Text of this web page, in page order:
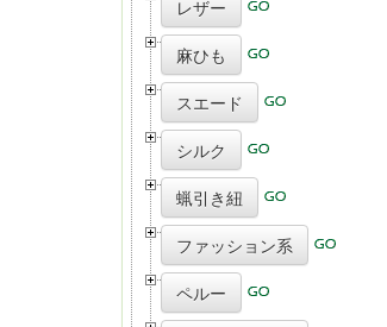
レザー
麻ひも
スエード
シルク
蝋引き紐
ファッション系
ペルー